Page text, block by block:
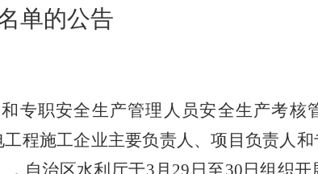
单的公告
专职安全生产管理人员安全生产考核
工程施工企业主要负责人、项目负责人
，自治区水利厅于3月 29 日至30 日组织开